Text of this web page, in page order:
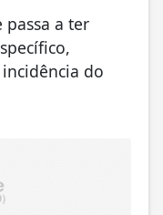
passa a ter
do